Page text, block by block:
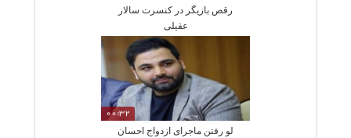
رقص بازیگر در کنسرت سالار
عقیلی
00:32
لو رفتن ماجرای ازدواج احسان